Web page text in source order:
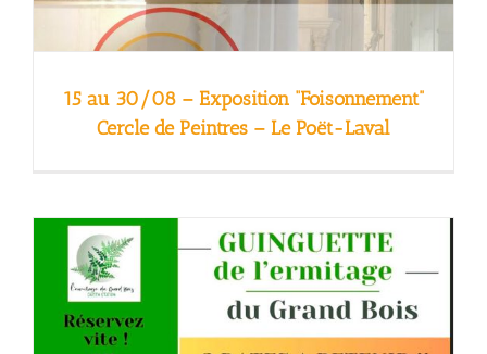
15 au 30/08 – Exposition “Foisonnement”
Cercle de Peintres – Le Poët-Laval